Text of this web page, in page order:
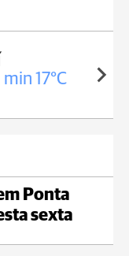
min 18°C
Ponta
sexta